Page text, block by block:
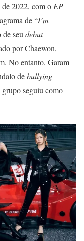
2022, com o EP
de “I’m
seu debut
por Chaewon,
No entanto, Garam
debullying
grupo seguiu como